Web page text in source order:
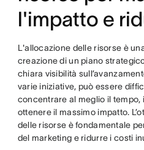
l'impatto e
L'allocazione delle risorse è
creazione di un piano
chiara visibilità
varie iniziative, può essere
concentrare al meglio il tempo,
ottenere il massimo impatto.
delle risorse è fondamentale
del marketing e ridurre i costi